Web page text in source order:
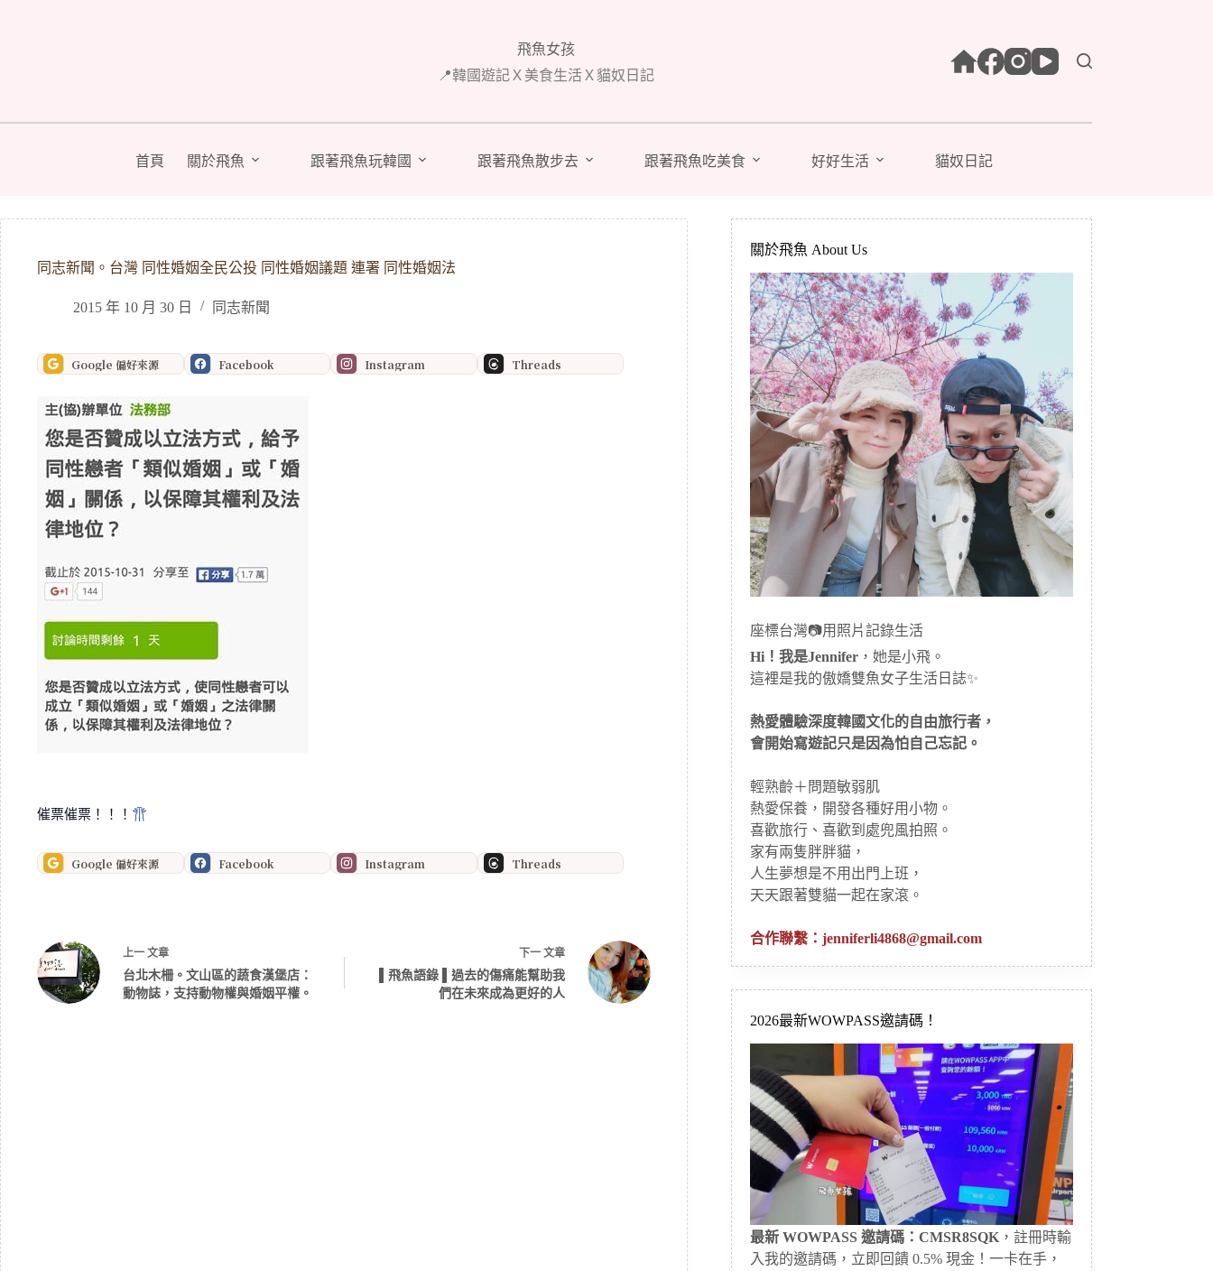
容
飛魚女孩
📍韓國遊記Ｘ美食生活Ｘ貓奴日記
首頁 關於飛魚 跟著飛魚玩韓國 跟著飛魚散步去 跟著飛魚吃美食 好好生活 貓奴日記
同志新聞。台灣 同性婚姻全民公投 同性婚姻議題 連署 同性婚姻法
2015 年 10 月 30 日 同志新聞
Google 偏好來源 Facebook Instagram Threads
催票催票！！！
Google 偏好來源 Facebook Instagram Threads
上一 文章
台北木柵。文山區的蔬食漢堡店：
動物誌，支持動物權與婚姻平權。
下一文章
▌飛魚語錄 ▌過去的傷痛能幫助我
們在未來成為更好的人
關於飛魚 About Us
座標台灣📷用照片記錄生活
Hi！我是Jennifer ，她是小飛。
這裡是我的傲嬌雙魚女子生活日誌✨
熱愛體驗深度韓國文化的自由旅行者，
會開始寫遊記只是因為怕自己忘記。
輕熟齡＋問題敏弱肌
熱愛保養，開發各種好用小物。
喜歡旅行、喜歡到處兜風拍照。
家有兩隻胖胖貓，
人生夢想是不用出門上班，
天天跟著雙貓一起在家滾。
合作聯繫：jenniferli4868@gmail.com
2026最新WOWPASS邀請碼！
最新 WOWPASS 邀請碼：CMSR8SQK ，註冊時輸
入我的邀請碼，立即回饋 0.5% 現金！一卡在手，